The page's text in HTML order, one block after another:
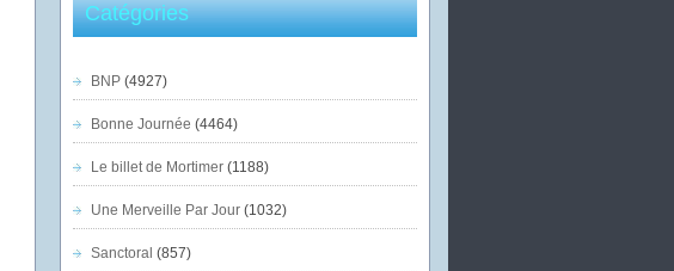
Catégories
BNP(4927)
Bonne Journée (4464)
Le billet de Mortimer(1188)
Une Merveille Par Jour(1032)
Sanctoral (857)